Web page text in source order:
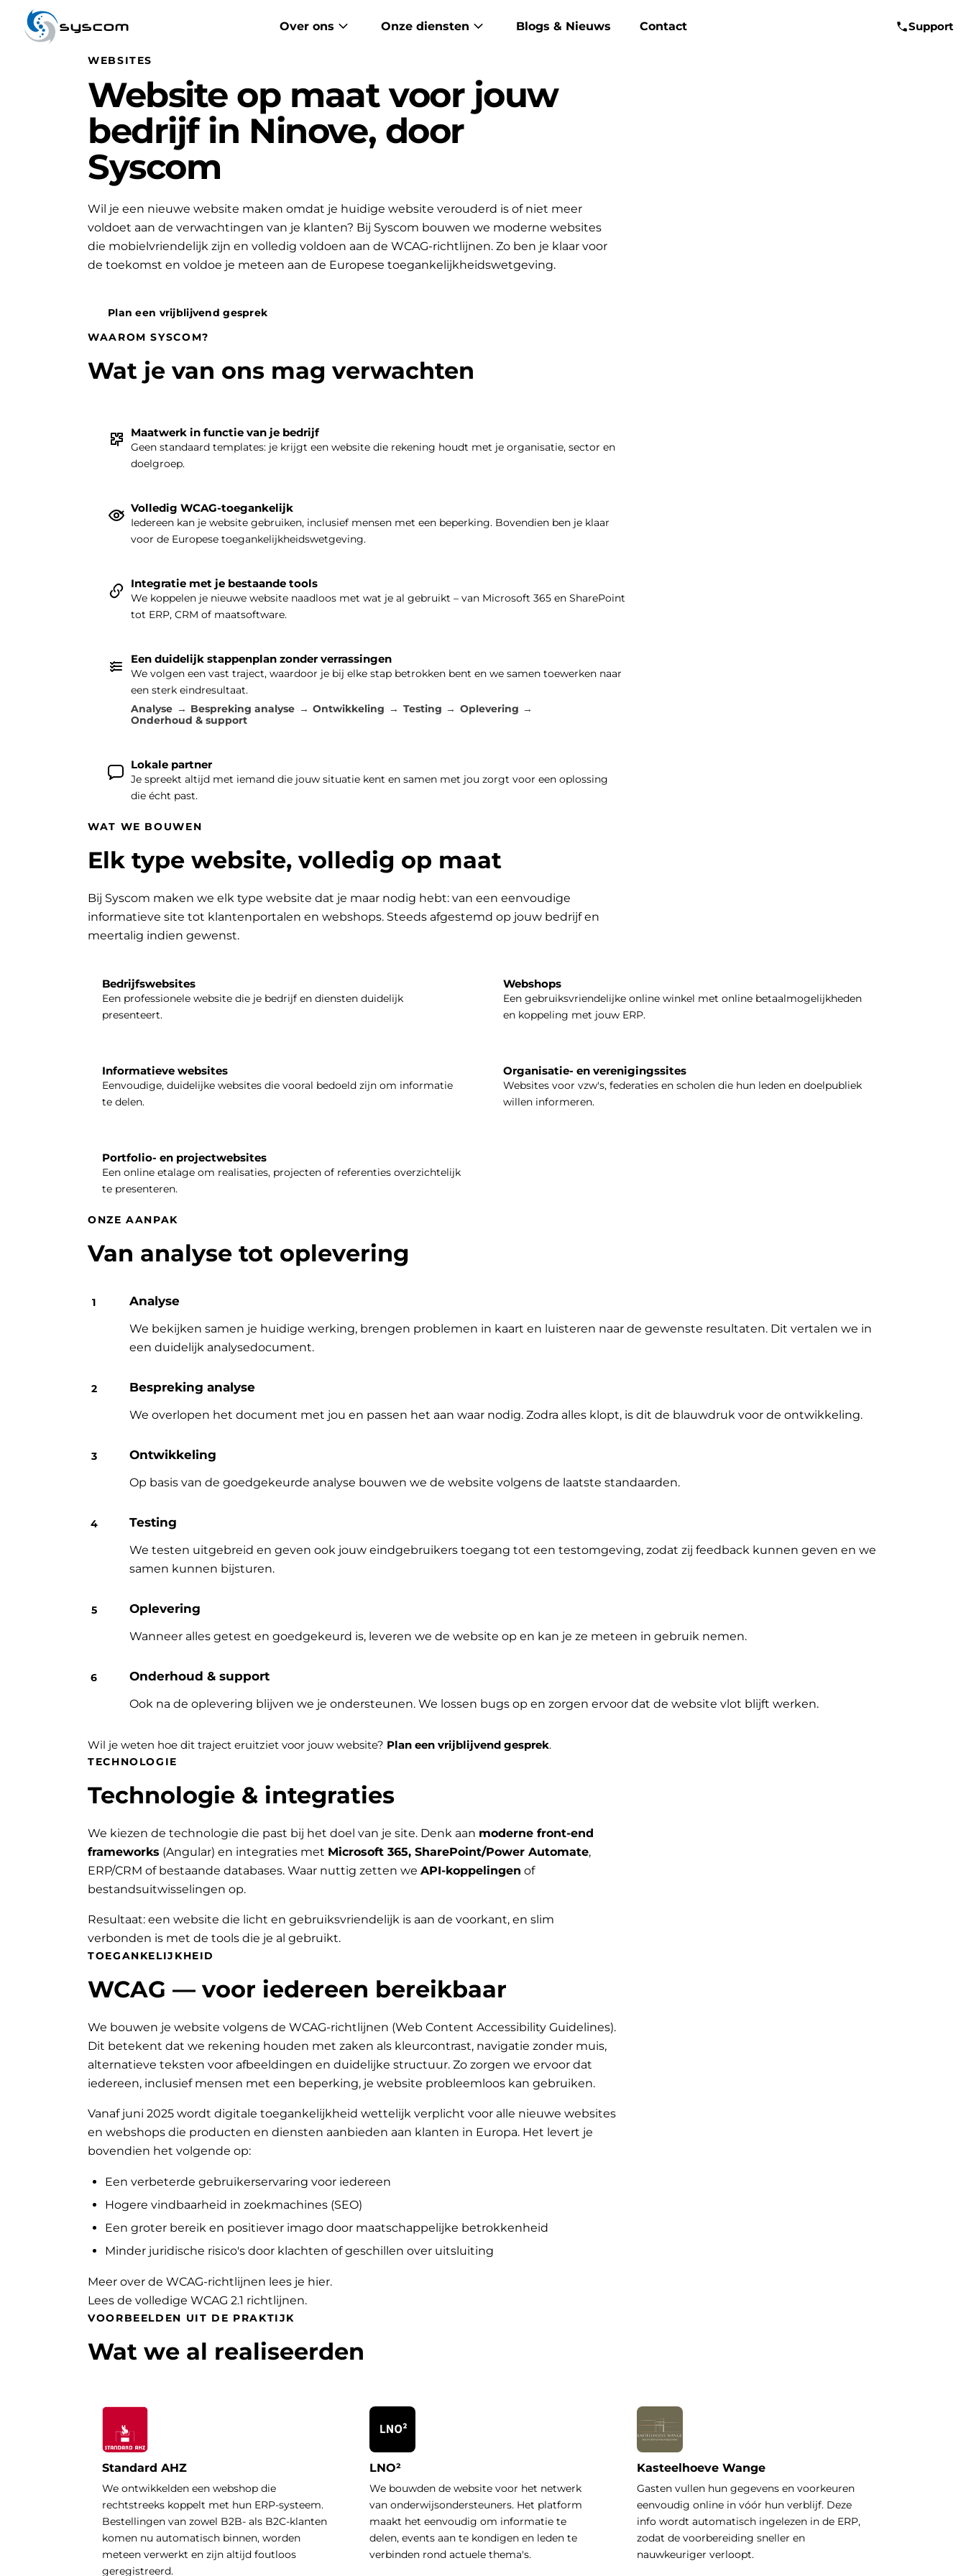
syscom Over ons Onze diensten Blogs & Nieuws Contact Support
WEBSITES
Website op maat voor jouw
bedrijf in Ninove, door
Syscom
Wil je een nieuwe website maken omdat je huidige website verouderd is of niet meer
voldoet aan de verwachtingen van je klanten? Bij Syscom bouwen we moderne websites
die mobielvriendelijk zijn en volledig voldoen aan de WCAG-richtlijnen. Zo ben je klaar voor
de toekomst en voldoe je meteen aan de Europese toegankelijkheidswetgeving.
Plan een vrijblijvend gesprek
WAAROM SYSCOM?
Wat je van ons mag verwachten
Maatwerk in functie van je bedrijf
Geen standaard templates: je krijgt een website die rekening houdt met je organisatie, sector en
doelgroep.
Volledig WCAG-toegankelijk
Iedereen kan je website gebruiken, inclusief mensen met een beperking. Bovendien ben je klaar
voor de Europese toegankelijkheidswetgeving.
Integratie met je bestaande tools
We koppelen je nieuwe website naadloos met wat je al gebruikt – van Microsoft 365 en SharePoint
tot ERP, CRM of maatsoftware.
Een duidelijk stappenplan zonder verrassingen
We volgen een vast traject, waardoor je bij elke stap betrokken bent en we samen toewerken naar
een sterk eindresultaat.
Analyse Bespreking analyse Ontwikkeling Testing
Oplevering
Onderhoud & support
Lokale partner
Je spreekt altijd met iemand die jouw situatie kent en samen met jou zorgt voor een oplossing
die écht past.
WAT WE BOUWEN
Elk type website, volledig op maat
Bij Syscom maken we elk type website dat je maar nodig hebt: van een eenvoudige
informatieve site tot klantenportalen en webshops. Steeds afgestemd op jouw bedrijf en
meertalig indien gewenst.
Bedrijfswebsites
Een professionele website die je bedrijf en diensten duidelijk
presenteert.
Webshops
Een gebruiksvriendelijke online winkel met online betaalmogelijkheden
en koppeling met jouw ERP.
Informatieve websites
Eenvoudige, duidelijke websites die vooral bedoeld zijn om informatie
te delen.
Organisatie- en verenigingssites
Websites voor vzw's, federaties en scholen die hun leden en doelpubliek
willen informeren.
Portfolio- en projectwebsites
Een online etalage om realisaties, projecten of referenties overzichtelijk
te presenteren.
ONZE AANPAK
Van analyse tot oplevering
Analyse
We bekijken samen je huidige werking, brengen problemen in kaart en luisteren naar de gewenste resultaten. Dit vertalen we in
een duidelijk analysedocument.
Bespreking analyse
We overlopen het document met jou en passen het aan waar nodig. Zodra alles klopt, is dit de blauwdruk voor de ontwikkeling.
Ontwikkeling
Op basis van de goedgekeurde analyse bouwen we de website volgens de laatste standaarden.
Testing
We testen uitgebreid en geven ook jouw eindgebruikers toegang tot een testomgeving, zodat zij feedback kunnen geven en we
samen kunnen bijsturen.
Oplevering
Wanneer alles getest en goedgekeurd is, leveren we de website op en kan je ze meteen in gebruik nemen.
Onderhoud & support
Ook na de oplevering blijven we je ondersteunen. We lossen bugs op en zorgen ervoor dat de website vlot blijft werken.
Wil je weten hoe dit traject eruitziet voor jouw website? Plan een vrijblijvend gesprek.
TECHNOLOGIE
Technologie & integraties
We kiezen de technologie die past bij het doel van je site. Denk aan moderne front-end
frameworks (Angular) en integraties met Microsoft 365, SharePoint/Power Automate,
ERP/CRM of bestaande databases. Waar nuttig zetten we API-koppelingen of
bestandsuitwisselingen op.
Resultaat: een website die licht en gebruiksvriendelijk is aan de voorkant, en slim
verbonden is met de tools die je al gebruikt.
TOEGANKELIJKHEID
WCAG — voor iedereen bereikbaar
We bouwen je website volgens de WCAG-richtlijnen (Web Content Accessibility Guidelines).
Dit betekent dat we rekening houden met zaken als kleurcontrast, navigatie zonder muis,
alternatieve teksten voor afbeeldingen en duidelijke structuur. Zo zorgen we ervoor dat
iedereen, inclusief mensen met een beperking, je website probleemloos kan gebruiken.
Vanaf juni 2025 wordt digitale toegankelijkheid wettelijk verplicht voor alle nieuwe websites
en webshops die producten en diensten aanbieden aan klanten in Europa. Het levert je
bovendien het volgende op:
Een verbeterde gebruikerservaring voor iedereen
Hogere vindbaarheid in zoekmachines (SEO)
Een groter bereik en positiever imago door maatschappelijke betrokkenheid
Minder juridische risico's door klachten of geschillen over uitsluiting
Meer over de WCAG-richtlijnen lees je hier.
Lees de volledige WCAG 2.1 richtlijnen.
VOORBEELDEN UIT DE PRAKTIJK
Wat we al realiseerden
Standard AHZ
We ontwikkelden een webshop die
rechtstreeks koppelt met hun ERP-systeem.
Bestellingen van zowel B2B- als B2C-klanten
komen nu automatisch binnen, worden
meteen verwerkt en zijn altijd foutloos
geregistreerd.
LNO²
We bouwden de website voor het netwerk
van onderwijsondersteuners. Het platform
maakt het eenvoudig om informatie te
delen, events aan te kondigen en leden te
verbinden rond actuele thema's.
Kasteelhoeve Wange
Gasten vullen hun gegevens en voorkeuren
eenvoudig online in vóór hun verblijf. Deze
info wordt automatisch ingelezen in de ERP,
zodat de voorbereiding sneller en
nauwkeuriger verloopt.